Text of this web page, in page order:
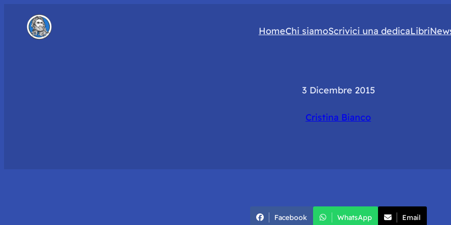
HomeChi siamoScrivici una dedicaLibri
3 Dicembre 2015
Cristina Bianco
Facebook WhatsApp Email